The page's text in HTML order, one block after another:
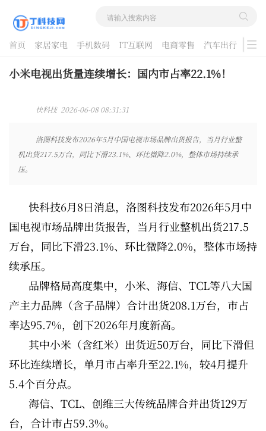
首页 家居家电 手机数码 IT互联网 电商零售 汽车出行
游戏
酷品评测
小米电视出货量连续增长：国内市占率22.1%！
快科技 2026-06-08 08:31:31
洛图科技发布2026年5月中国电视市场品牌出货报告，当月行业整
机出货217.5万台，同比下滑23.1%、环比微降2.0%，整体市场持续承
压。
快科技6月8日消息，洛图科技发布2026年5月中
国电视市场品牌出货报告，当月行业整机出货217.5
万台，同比下滑23.1%、环比微降2.0%，整体市场持
续承压。
品牌格局高度集中，小米、海信、TCL等八大国
产主力品牌（含子品牌）合计出货208.1万台，市占
率达95.7%，创下2026年月度新高。
其中小米（含红米）出货近50万台，同比下滑但
环比连续增长，单月市占率升至22.1%，较4月提升
5.4个百分点。
海信、TCL、创维三大传统品牌合并出货129万
台，合计市占59.3%。